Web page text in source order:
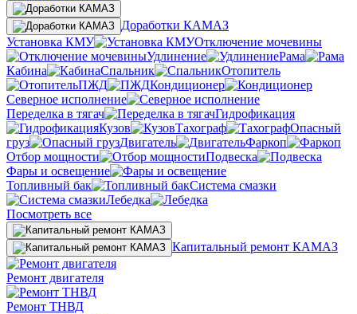
Доработки КАМАЗ
Установка КМУ
Отключение мочевины
Удлинение
Рама
Кабина
Спальник
Отопитель
ПЖД
Кондиционер
Северное исполнение
Переделка в тягач
Гидрофикация
Кузов
Тахограф
Опасный
груз
Двигатель
Фаркоп
Отбор мощности
Подвеска
Фары и освещение
Топливный бак
Система смазки
Лебедка
Посмотреть все
Капитальный ремонт КАМАЗ
Ремонт двигателя
Ремонт ТНВД